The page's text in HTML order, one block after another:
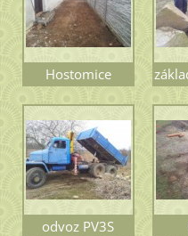
Hostomice
15.2.2015
úprava terénu po
výkopu
odvoz PV3S